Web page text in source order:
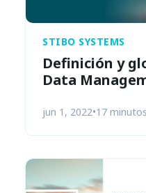
STIBO SYSTEMS
Definición y
Data
jun 1, 2022•17